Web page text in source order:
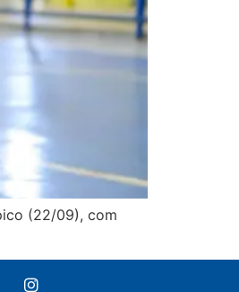
(22/09), com